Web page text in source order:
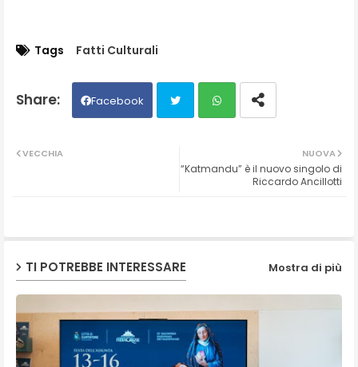
Tags Fatti Culturali
Facebook
ter ats
NUOVA
“Katmandu” è il nuovo singolo di
Riccardo Ancillotti
VECCHIA
TI POTREBBE INTERESSARE Mostra di più